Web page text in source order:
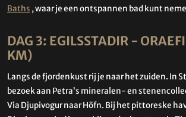
Baths , waar je een ontspannen bad kunt
DAG 3: EGILSSTADIR -
KM)
Langs de fjordenkust rij je naar het zuiden. In
bezoek aan Petra’s mineralen- en
Via Djupivogur naar Höfn. Bij het pittoreske